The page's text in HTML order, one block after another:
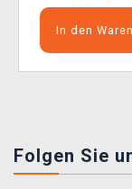
In den
Folgen Sie